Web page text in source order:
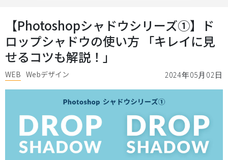
【Photoshopシャドウシリーズ①】ド
ロップシャドウの使い方 「キレイに見
せるコツも解説！」
2024年05月02日
WEB Webデザイン